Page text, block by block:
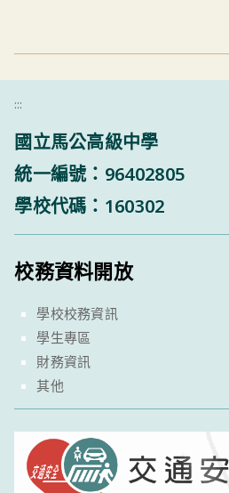
:::
國立馬公高級中學
統一編號：96402805
學校代碼：160302
校務資料開放
學校校務資訊
學生專區
財務資訊
其他